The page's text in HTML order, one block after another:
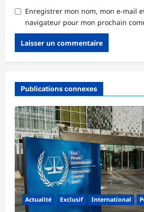
Enregistrer mon nom, mon e-mail
navigateur pour mon prochain
Publications connexes
Actualité Exclusif International